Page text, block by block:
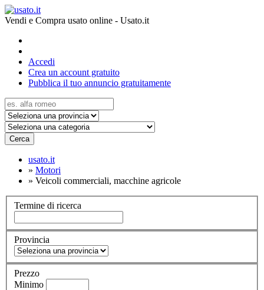
Vendi e Compra usato online - Usato.it
Accedi
Crea un account gratuito
Pubblica il tuo annuncio gratuitamente
Cerca
usato.it
» Motori
» Veicoli commerciali, macchine agricole
Termine di ricerca
Provincia
Prezzo
Minimo